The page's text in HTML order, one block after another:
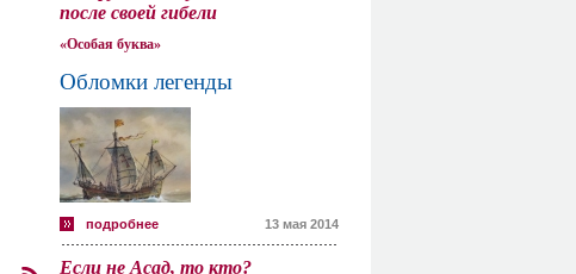
после своей гибели
«Особая буква»
Обломки легенды
подробнее 13 мая 2014
Если не Асад, то кто?